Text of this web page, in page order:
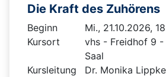
Die Kraft des Zuhörens
Beginn
Mi., 21.10.2026,
Kursort
vhs - Freidhof 9 -
Saal
Kursleitung
Dr. Monika Lippke